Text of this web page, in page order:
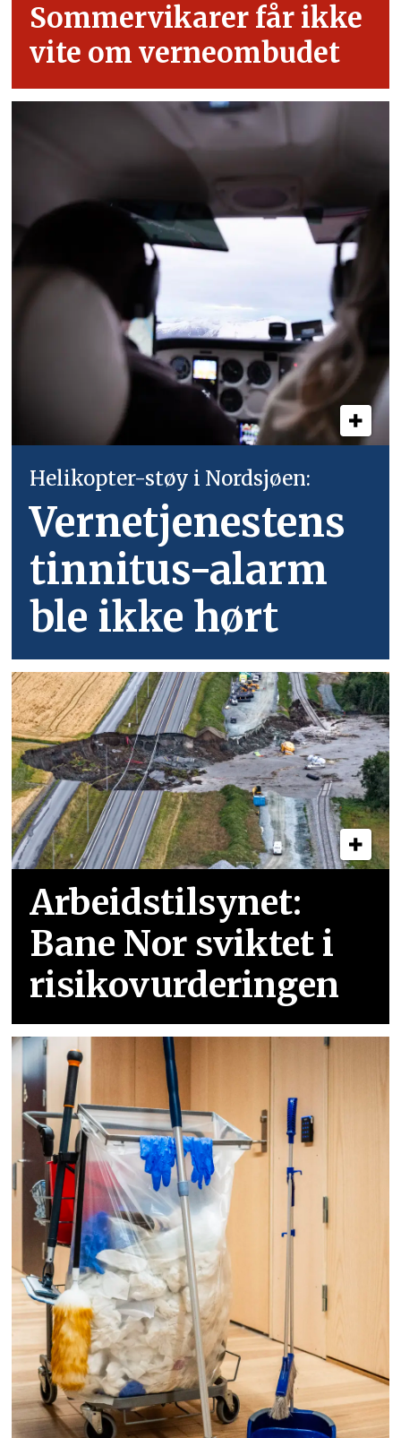
Sommervikarer får ikke
vite om verneombudet
Helikopter-støy i Nordsjøen:
Vernetjenestens
tinnitus-alarm
ble ikke hørt
Arbeidstilsynet:
Bane Nor sviktet i
risikovurderingen